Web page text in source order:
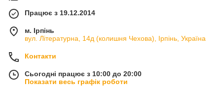
Працює з 19.12.2014
м. Ірпінь
вул. Літературна, 14д (колишня Чехова), Ірпінь, Україна
Контакти
Сьогодні працює з 10:00 до 20:00
Показати весь графік роботи